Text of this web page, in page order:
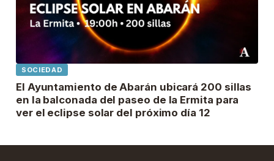
SOCIEDAD
El Ayuntamiento de Abarán ubicará 200 sillas
en la balconada del paseo de la Ermita para
ver el eclipse solar del próximo día 12